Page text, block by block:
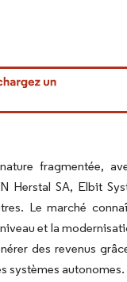
fragmentée,
SA, Elbit
Le marché
et la
des revenus
systèmes autonomes.